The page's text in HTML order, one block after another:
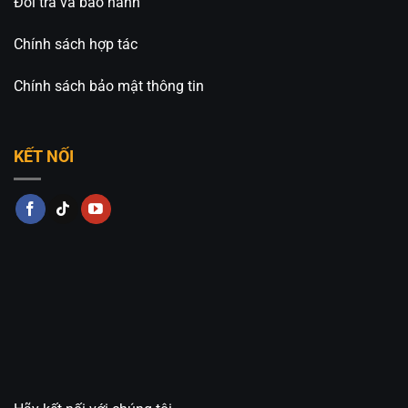
Chính sách hợp tác
Chính sách bảo mật thông tin
KẾT NỐI